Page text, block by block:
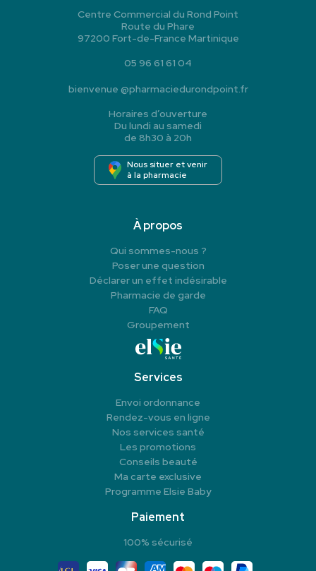
Centre Commercial du Rond Point
Route du Phare
97200 Fort-de-France Martinique
05 96 61 61 04
bienvenue @pharmaciedurondpoint.fr
Horaires d’ouverture
Du lundi au samedi
de 8h30 à 20h
Nous situer et venir
à la pharmacie
À propos
Qui sommes-nous ?
Poser une question
Déclarer un effet indésirable
Pharmacie de garde
FAQ
Groupement
Services
Envoi ordonnance
Rendez-vous en ligne
Nos services santé
Les promotions
Conseils beauté
Ma carte exclusive
Programme Elsie Baby
Paiement
100% sécurisé